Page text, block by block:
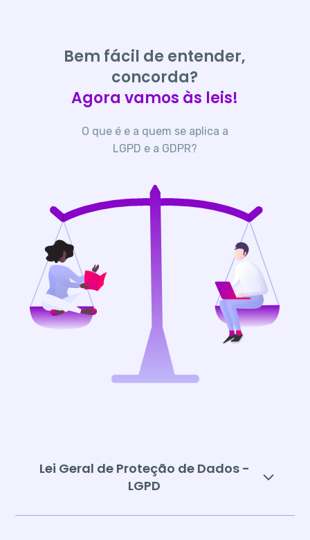
Bem fácil de entender,
concorda?
Agora vamos às leis!
O que é e a quem se aplica a
LGPD e a GDPR?
Lei Geral de Proteção de Dados -
LGPD